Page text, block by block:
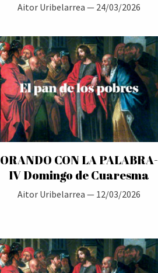
Aitor Uribelarrea — 24/03/2026
ORANDO CON LA PALABRA-
IV Domingo de Cuaresma
Aitor Uribelarrea — 12/03/2026